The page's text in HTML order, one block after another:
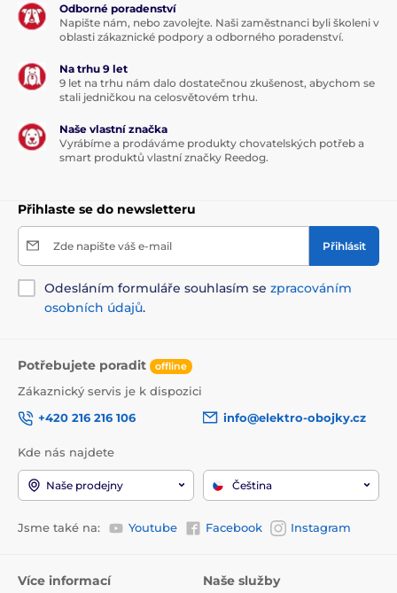
Odborné poradenství
Napište nám, nebo zavolejte. Naši zaměstnanci byli školeni v
oblasti zákaznické podpory a odborného poradenství.
Na trhu 9 let
9 let na trhu nám dalo dostatečnou zkušenost, abychom se
stali jedničkou na celosvětovém trhu.
Naše vlastní značka
Vyrábíme a prodáváme produkty chovatelských potřeb a
smart produktů vlastní značky Reedog.
Přihlaste se do newsletteru
Zde napište váš e-mail Přihlásit
Odesláním formuláře souhlasím se zpracováním
osobních údajů.
Potřebujete poradit offline
Zákaznický servis je k dispozici
+420 216 216 106
info@elektro-obojky.cz
Kde nás najdete
Naše prodejny Čeština
Jsme také na: Youtube Facebook Instagram
Více informací Naše služby